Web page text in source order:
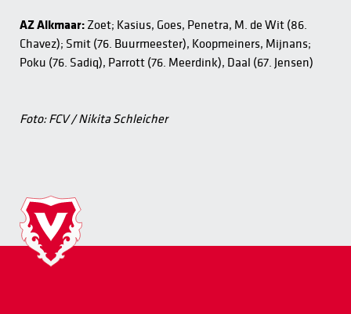
AZ Alkmaar: Zoet; Kasius, Goes, Penetra, M. de Wit (86.
Chavez); Smit (76. Buurmeester), Koopmeiners, Mijnans;
Poku (76. Sadiq), Parrott (76. Meerdink), Daal (67. Jensen)
Foto: FCV / Nikita Schleicher